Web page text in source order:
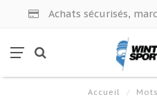
Achats sécurisés,
Accueil /